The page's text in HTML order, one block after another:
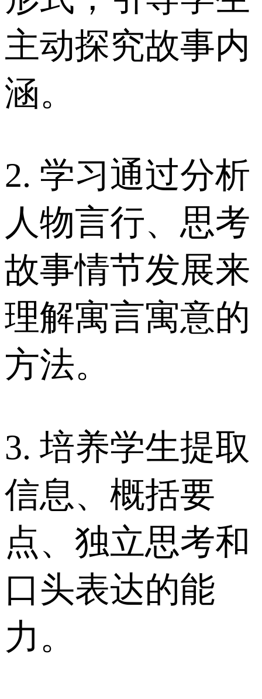
主动探究故事内
涵。
2. 学习通过分析
人物言行、思考
故事情节发展来
理解寓言寓意的
方法。
3. 培养学生提取
信息、概括要
点、独立思考和
口头表达的能
力。